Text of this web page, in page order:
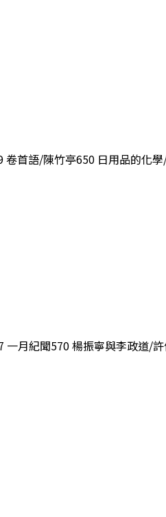
首語/陳竹亭650 日用品的化
一月紀聞570 楊振寧與李政道